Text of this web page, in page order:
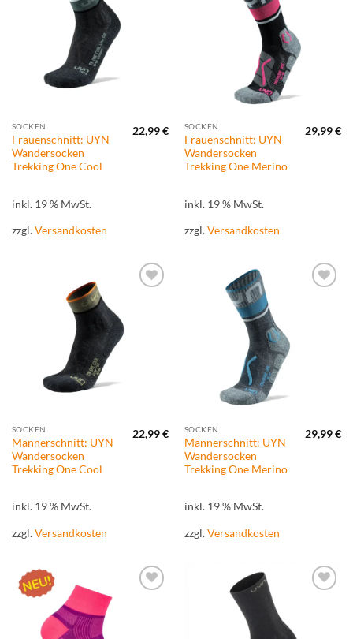
Wunschliste
hinzufügen
SOCKEN
Frauenschnitt: UYN
Wandersocken
Trekking One Cool
22,99€
inkl. 19 % MwSt.
zzgl.Versandkosten
hinzufügen
SOCKEN
Frauenschnitt: UYN
Wandersocken
Trekking One Merino
29,99€
inkl. 19 % MwSt.
zzgl.Versandkosten
Wunschliste
hinzufügen
SOCKEN
Männerschnitt: UYN
Wandersocken
Trekking One Cool
22,99€
inkl. 19 % MwSt.
zzgl.Versandkosten
SOCKEN
Männerschnitt: UYN
Wandersocken
Trekking One Merino
29,99€
inkl. 19 % MwSt.
zzgl.Versandkosten
hinzufügen